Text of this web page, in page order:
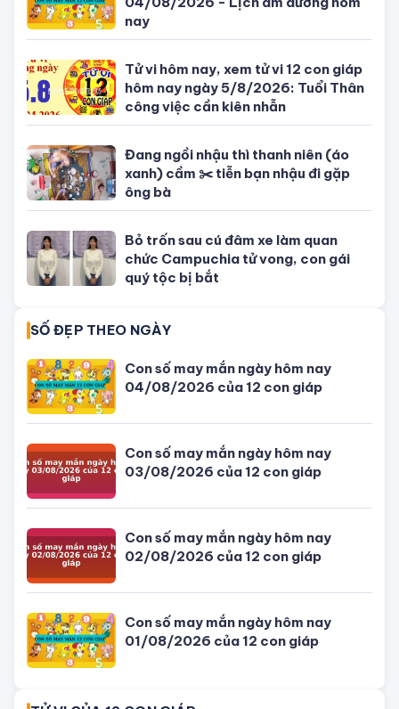
Giờ đẹp, giờ tốt xấu ngày hôm nay
04/08/2026 - Lịch âm dương hôm
nay
Tử vi hôm nay, xem tử vi 12 con giáp
hôm nay ngày 5/8/2026: Tuổi Thân
công việc cần kiên nhẫn
Đang ngồi nhậu thì thanh niên (áo
xanh) cầm ✂️ tiễn bạn nhậu đi gặp
ông bà
Bỏ trốn sau cú đâm xe làm quan
SỐ ĐẸP THEO NGÀY
04/08/2026 của 12 con giáp
03/08/2026 của 12 con giáp
02/08/2026 của 12 con giáp